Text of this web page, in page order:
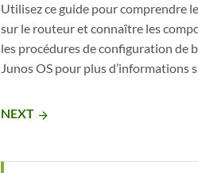
Utilisez ce guide pour comprendre
sur le routeur et connaître les
les procédures de configuration de
Junos OS pour plus
NEXT arrow_forward